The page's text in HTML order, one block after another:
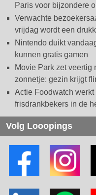
Paris voor bijzondere
Verwachte
vrijdag wordt een
Nintendo duikt
kunnen gratis gamen
Movie Park zet veertig
zonnetje: gezin krijgt
Actie Foodwatch
frisdrankbekers in de
Volg Looopings